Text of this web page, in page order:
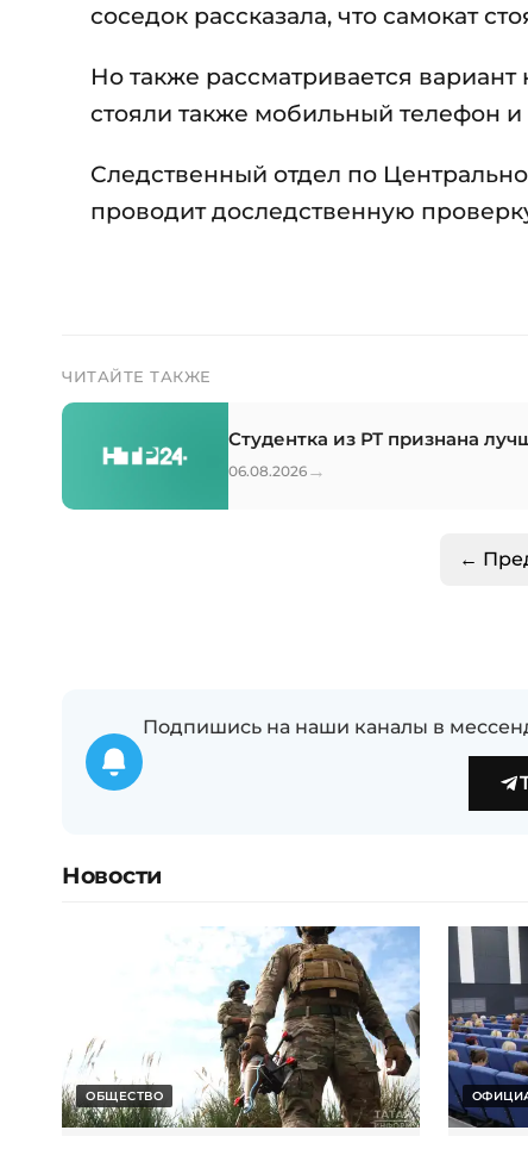
соседок рассказала, что самокат
Но также рассматривается вариант
стояли также мобильный телефон и
Следственный отдел по
проводит доследственную
ЧИТАЙТЕ ТАКЖЕ
Студентка из РТ признана
06.08.2026 →
←
Подпишись на наши каналы в
Новости
ОБЩЕСТВО